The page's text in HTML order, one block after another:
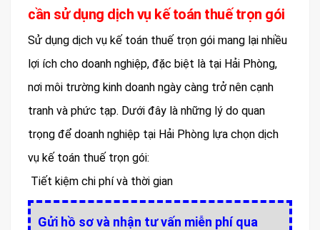
cần sử dụng dịch vụ kế toán thuế trọn gói
Sử dụng dịch vụ kế toán thuế trọn gói mang lại nhiều
lợi ích cho doanh nghiệp, đặc biệt là tại Hải Phòng,
nơi môi trường kinh doanh ngày càng trở nên cạnh
tranh và phức tạp. Dưới đây là những lý do quan
trọng để doanh nghiệp tại Hải Phòng lựa chọn dịch
vụ kế toán thuế trọn gói:
Tiết kiệm chi phí và thời gian
Gửi hồ sơ và nhận tư vấn miễn phí qua